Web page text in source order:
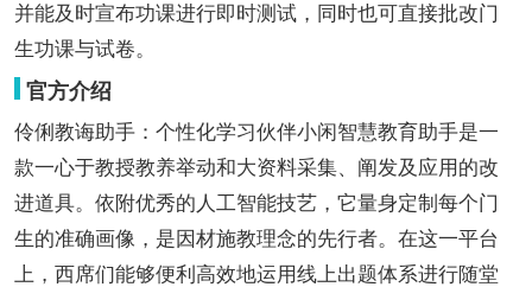
并能及时宣布功课进行即时测试，同时也可直接批改门
生功课与试卷。
官方介绍
伶俐教诲助手：个性化学习伙伴小闲智慧教育助手是一
款一心于教授教养举动和大资料采集、阐发及应用的改
进道具。依附优秀的人工智能技艺，它量身定制每个门
生的准确画像，是因材施教理念的先行者。在这一平台
上，西席们能够便利高效地运用线上出题体系进行随堂